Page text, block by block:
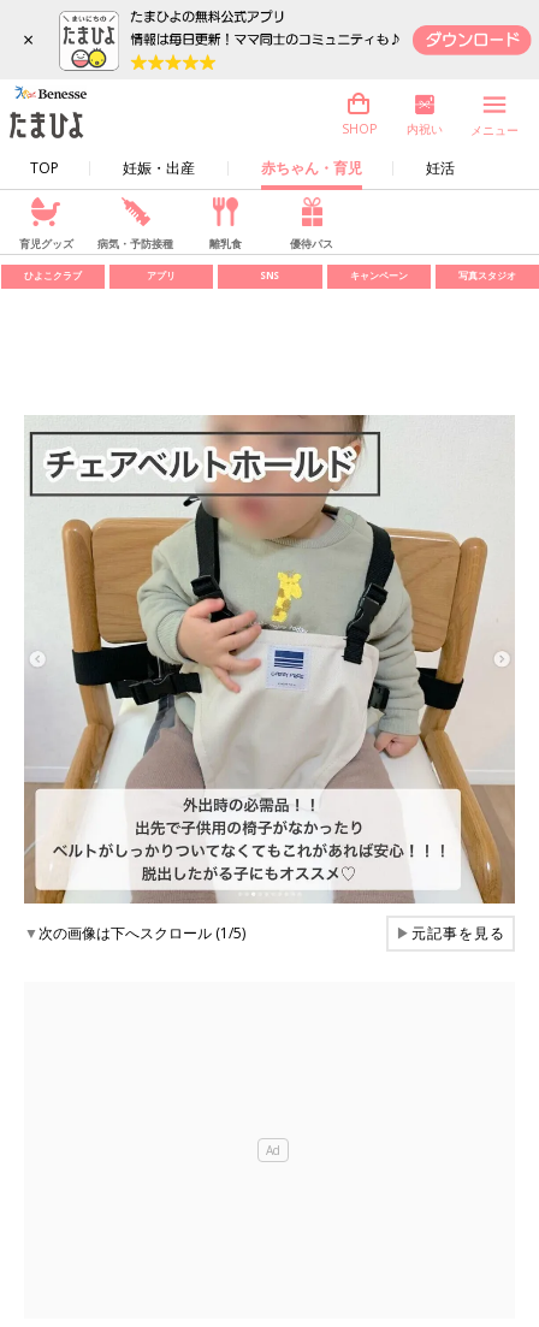
×
TOP 妊娠・出産 赤ちゃん・育児 妊活
SHOP 内祝い メニュー
育児グッズ 病気・予防接種 離乳食 優待パス
ひよこクラブ アプリ SNS キャンペーン 写真スタジオ
▼次の画像は下へスクロール (1/5) ▶元記事を見る